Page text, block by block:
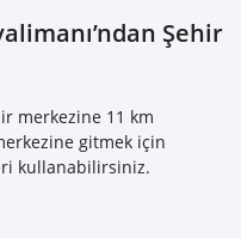
Şehir
merkezine 11 km
gitmek için
kullanabilirsiniz.